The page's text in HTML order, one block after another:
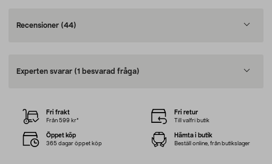
Recensioner (44)
Experten svarar (1 besvarad fråga)
Fri frakt
Från 599 kr*
Fri retur
Till valfri butik
Öppet köp
365 dagar öppet köp
Hämta i butik
Beställ online, från butikslager